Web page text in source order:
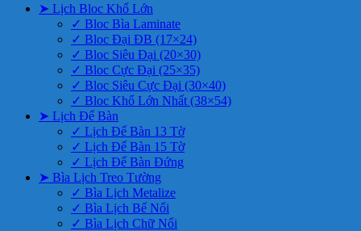
➤ Lịch Bloc Khổ Lớn
✓ Bloc Bìa Laminate
✓ Bloc Đại ĐB (17×24)
✓ Bloc Siêu Đại (20×30)
✓ Bloc Cực Đại (25×35)
✓ Bloc Siêu Cực Đại (30×40)
✓ Bloc Khổ Lớn Nhất (38×54)
➤ Lịch Để Bàn
✓ Lịch Để Bàn 13 Tờ
✓ Lịch Để Bàn 15 Tờ
✓ Lịch Để Bàn Đứng
➤ Bìa Lịch Treo Tường
✓ Bìa Lịch Metalize
✓ Bìa Lịch Bế Nổi
✓ Bìa Lịch Chữ Nổi